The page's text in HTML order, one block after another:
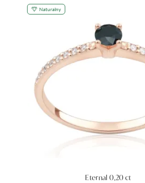
Naturalny
Eternal 0,20 ct